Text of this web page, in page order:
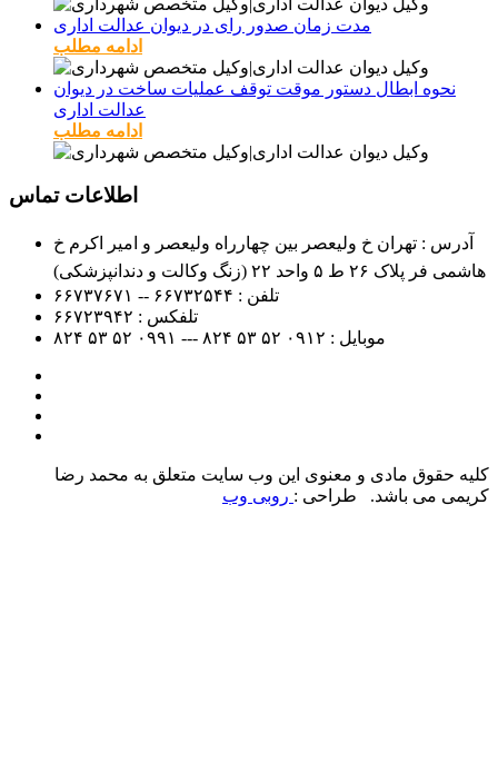
مدت زمان صدور رای در دیوان عدالت اداری
ادامه مطلب
نحوه ابطال دستور موقت توقف عملیات ساخت در دیوان
عدالت اداری
ادامه مطلب
اطلاعات تماس
آدرس : تهران خ ولیعصر بین چهارراه ولیعصر و امیر اکرم خ
هاشمی فر پلاک ۲۶ ط ۵ واحد ۲۲ (زنگ وکالت و دندانپزشکی)
تلفن : ۶۶۷۳۲۵۴۴ -- ۶۶۷۳۷۶۷۱
تلفکس : ۶۶۷۲۳۹۴۲
موبایل : ۰۹۱۲ ۵۲ ۵۳ ۸۲۴ --- ۰۹۹۱ ۵۲ ۵۳ ۸۲۴
کلیه حقوق مادی و معنوی این وب سایت متعلق به محمد رضا
کریمی می باشد. طراحی : روبی وب